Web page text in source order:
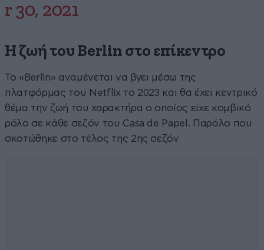
r 30, 2021
H ζωή του Berlin στο επίκεντρο
Το «Berlin» αναμένεται να βγει μέσω της
πλατφόρμας του Netflix το 2023 και θα έχει κεντρικό
θέμα την ζωή του χαρακτήρα ο οποίος είχε κομβικό
ρόλο σε κάθε σεζόν του Casa de Papel. Παρόλο που
σκοτώθηκε στο τέλος της 2ης σεζόν